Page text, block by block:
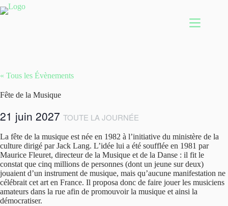
Passer
au
« Tous les Évènements
Fête de la Musique
21 juin 2027 TOUTE LA JOURNÉE
La fête de la musique est née en 1982 à l’initiative du ministère de la
culture dirigé par Jack Lang. L’idée lui a été soufflée en 1981 par
Maurice Fleuret, directeur de la Musique et de la Danse : il fit le
constat que cinq millions de personnes (dont un jeune sur deux)
jouaient d’un instrument de musique, mais qu’aucune manifestation ne
célébrait cet art en France. Il proposa donc de faire jouer les musiciens
amateurs dans la rue afin de promouvoir la musique et ainsi la
démocratiser.